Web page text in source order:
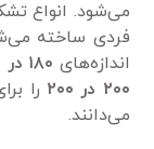
می‌شود. انواع
فردی ساخته
اندازه‌های ۱۸۰ در ۲۰۰
۲۰۰ در ۲۰۰
می‌دانند.